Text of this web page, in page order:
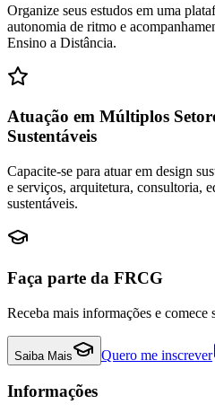
Organize seus estudos em uma
autonomia de ritmo e
Ensino a Distância.
Atuação em Múltiplos
Sustentáveis
Capacite-se para atuar em design
e serviços, arquitetura, consultoria,
sustentáveis.
Faça parte da FRCG
Receba mais informações e comece
Saiba Mais Quero me inscrever
Informações